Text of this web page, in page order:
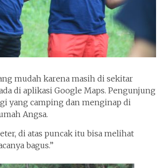
mudah karena masih di sekitar
di aplikasi Google Maps. Pengunjung
yang camping dan menginap di
Angsa.
di atas puncak itu bisa melihat
bagus.”